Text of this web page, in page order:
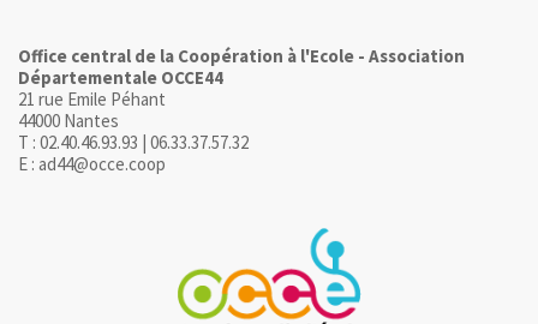
Office central de la Coopération à l'Ecole - Association
Départementale OCCE44
21 rue Emile Péhant
44000 Nantes
T : 02.40.46.93.93 | 06.33.37.57.32
E : ad44@occe.coop